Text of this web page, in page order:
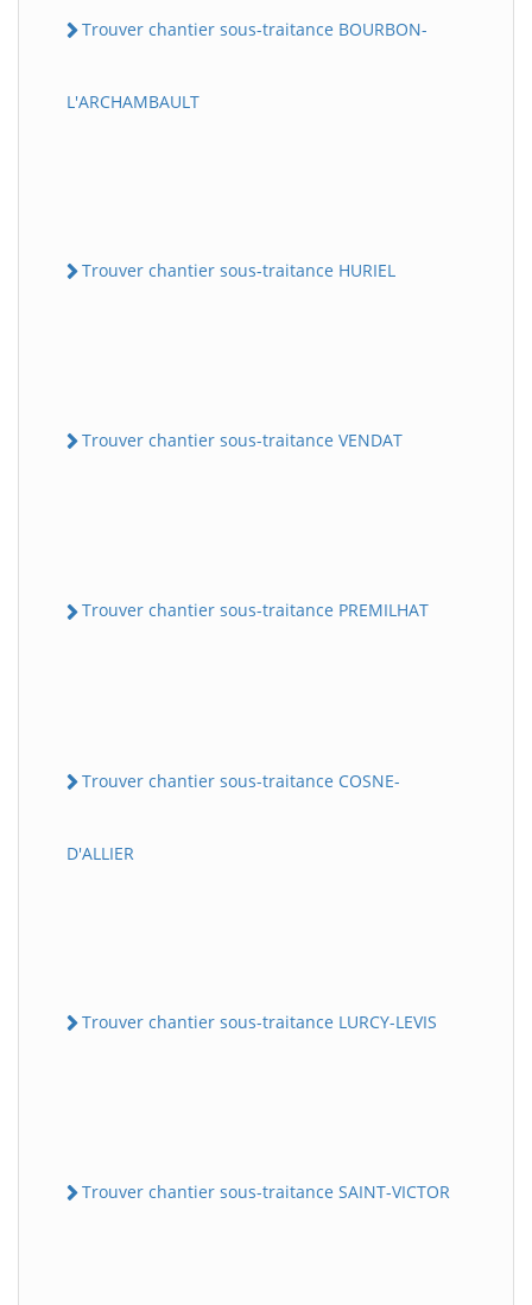
Trouver chantier sous-traitance BOURBON-
L'ARCHAMBAULT
Trouver chantier sous-traitance HURIEL
Trouver chantier sous-traitance VENDAT
Trouver chantier sous-traitance PREMILHAT
Trouver chantier sous-traitance COSNE-
D'ALLIER
Trouver chantier sous-traitance LURCY-LEVIS
Trouver chantier sous-traitance SAINT-VICTOR